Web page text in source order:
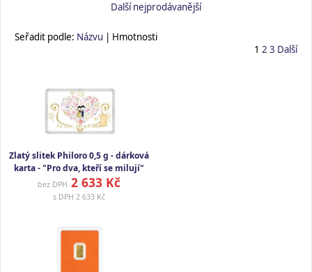
Další nejprodávanější
Seřadit podle: Názvu | Hmotnosti
1 2 3 Další
Zlatý slitek Philoro 0,5 g - dárková
karta - "Pro dva, kteří se milují"
bez DPH 2 633 Kč
s DPH 2 633 Kč